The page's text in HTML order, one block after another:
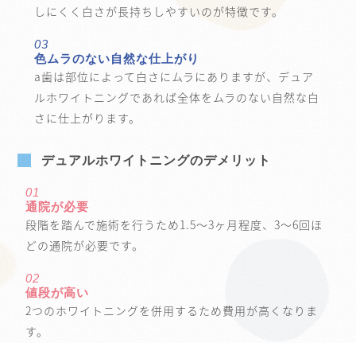
しにくく白さが長持ちしやすいのが特徴です。
03
色ムラのない自然な仕上がり
a歯は部位によって白さにムラにありますが、デュア
ルホワイトニングであれば全体をムラのない自然な白
さに仕上がります。
デュアルホワイトニングのデメリット
01
通院が必要
段階を踏んで施術を行うため1.5～3ヶ月程度、3～6回ほ
どの通院が必要です。
02
値段が高い
2つのホワイトニングを併用するため費用が高くなりま
す。